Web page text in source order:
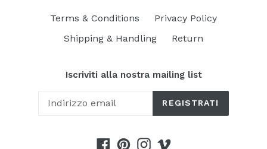
Terms & Conditions
Privacy Policy
Shipping & Handling
Return
Iscriviti alla nostra mailing list
REGISTRATI
Facebook
PinterestInstagram
Vimeo